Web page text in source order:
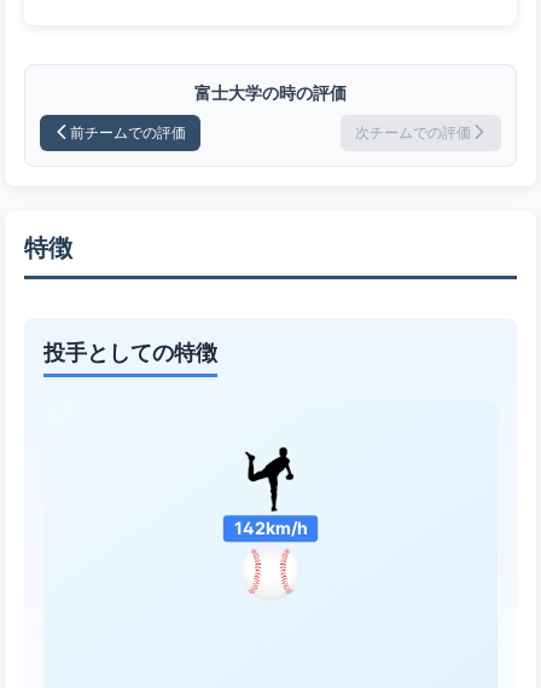
富士大学の時の評価
前チームでの評価 次チームでの評価
特徴
投手としての特徴
142km/h